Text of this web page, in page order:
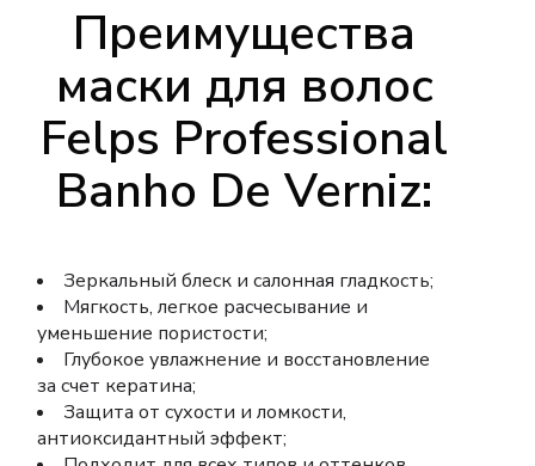
Преимущества
маски для волос
Felps Professional
Banho De Verniz:
Зеркальный блеск и салонная гладкость;
Мягкость, легкое расчесывание и
уменьшение пористости;
Глубокое увлажнение и восстановление
за счет кератина;
Защита от сухости и ломкости,
антиоксидантный эффект;